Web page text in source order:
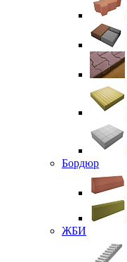
Бордюр
ЖБИ